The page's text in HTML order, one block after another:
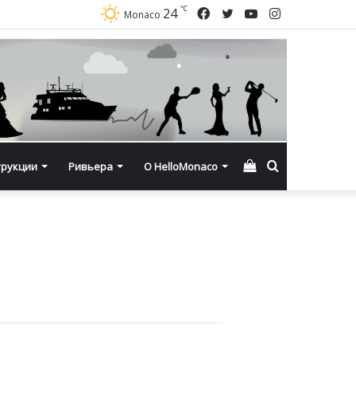
Instagram
YouTube
Twitter
Facebook
Monaco 24 ℃
Ривьера О HelloMonaco Смотреть